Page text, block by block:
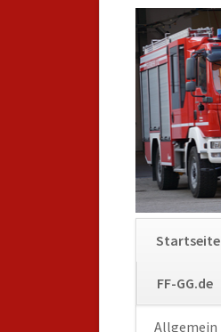
Startseite
FF-GG.de
Allgemein